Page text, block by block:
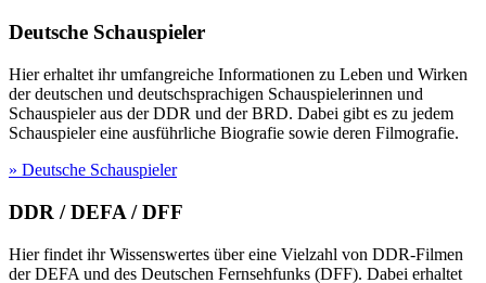
Deutsche Schauspieler
Hier erhaltet ihr umfangreiche Informationen zu Leben und Wirken
der deutschen und deutschsprachigen Schauspielerinnen und
Schauspieler aus der DDR und der BRD. Dabei gibt es zu jedem
Schauspieler eine ausführliche Biografie sowie deren Filmografie.
» Deutsche Schauspieler
DDR / DEFA / DFF
Hier findet ihr Wissenswertes über eine Vielzahl von DDR-Filmen
der DEFA und des Deutschen Fernsehfunks (DFF). Dabei erhaltet